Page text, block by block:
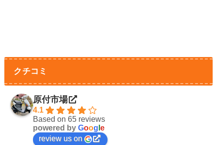
クチコミ
原付市場
4.1
Based on 65 reviews
powered by Goog e
review us on